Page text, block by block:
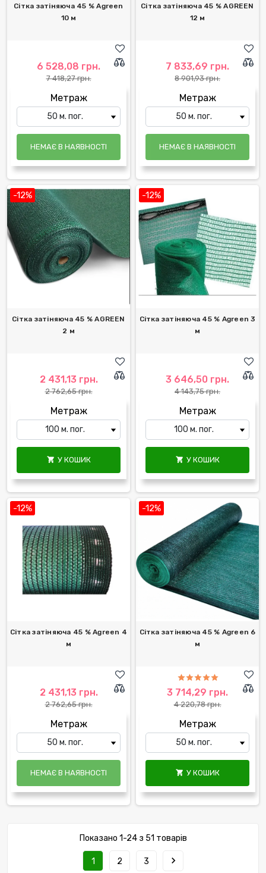
Сітка затіняюча 45 % Agreen
10 м
6 528,08 грн.
7 418,27 грн.
Метраж
НЕМАЄ В НАЯВНОСТІ
Сітка затіняюча 45 % AGREEN
12 м
7 833,69 грн.
8 901,93 грн.
Метраж
НЕМАЄ В НАЯВНОСТІ
-12%
Сітка затіняюча 45 % AGREEN
2 м
2 431,13 грн.
2 762,65 грн.
Метраж
 У КОШИК
-12%
Сітка затіняюча 45 % Agreen 3
м
3 646,50 грн.
4 143,75 грн.
Метраж
 У КОШИК
-12%
Сітка затіняюча 45 % Agreen 4
м
2 431,13 грн.
2 762,65 грн.
Метраж
НЕМАЄ В НАЯВНОСТІ
-12%
Сітка затіняюча 45 % Agreen 6
м
3 714,29 грн.
4 220,78 грн.
Метраж
 У КОШИК
Показано 1-24 з 51 товарів
1 2 3 navigate_next